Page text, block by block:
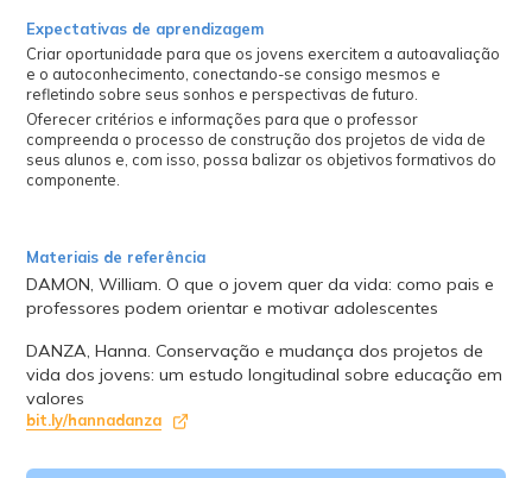
Expectativas de aprendizagem
Criar oportunidade para que os jovens exercitem a autoavaliação
e o autoconhecimento, conectando-se consigo mesmos e
refletindo sobre seus sonhos e perspectivas de futuro.
Oferecer critérios e informações para que o professor
compreenda o processo de construção dos projetos de vida de
seus alunos e, com isso, possa balizar os objetivos formativos do
componente.
Materiais de referência
DAMON, William. O que o jovem quer da vida: como pais e
professores podem orientar e motivar adolescentes
DANZA, Hanna. Conservação e mudança dos projetos de
vida dos jovens: um estudo longitudinal sobre educação em
valores
bit.ly/hannadanza